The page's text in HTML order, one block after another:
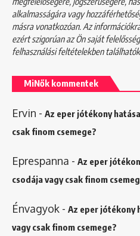
alkalmasságára vagy
másra vonatkozóan. Az
ezért szigorúan az Ön saját
felhasználási feltételekben
MiNők kommentek
Ervin - Az eper jótékony
csak finom csemege?
Eprespanna - Az eper
csodája vagy csak finom
Énvagyok - Az eper jótékony
vagy csak finom csemege?